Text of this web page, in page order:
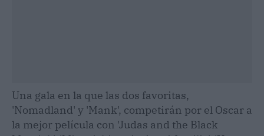
Una gala en la que las dos favoritas,
'Nomadland' y 'Mank', competirán por el Oscar a
la mejor película con 'Judas and the Black